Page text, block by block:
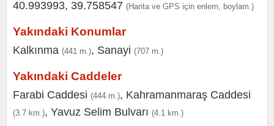
40.993993, 39.758547 (Harita ve GPS için enlem, boylam.)
Yakındaki Konumlar
Kalkınma (441 m.), Sanayi (707 m.)
Yakındaki Caddeler
Farabi Caddesi (444 m.), Kahramanmaraş Caddesi
(3.7 km.), Yavuz Selim Bulvarı (4.1 km.)